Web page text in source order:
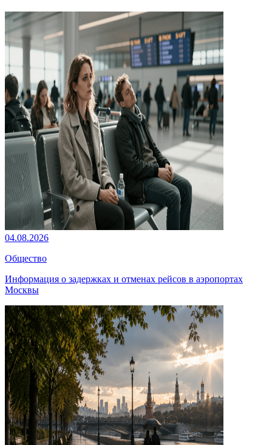
04.08.2026
Общество
Информация о задержках и отменах рейсов в аэропортах
Москвы